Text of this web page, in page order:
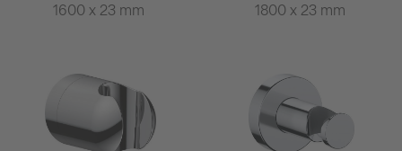
1600 x 23 mm
1800 x 23 mm